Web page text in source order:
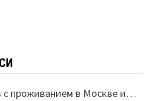
с проживанием в Москве и…